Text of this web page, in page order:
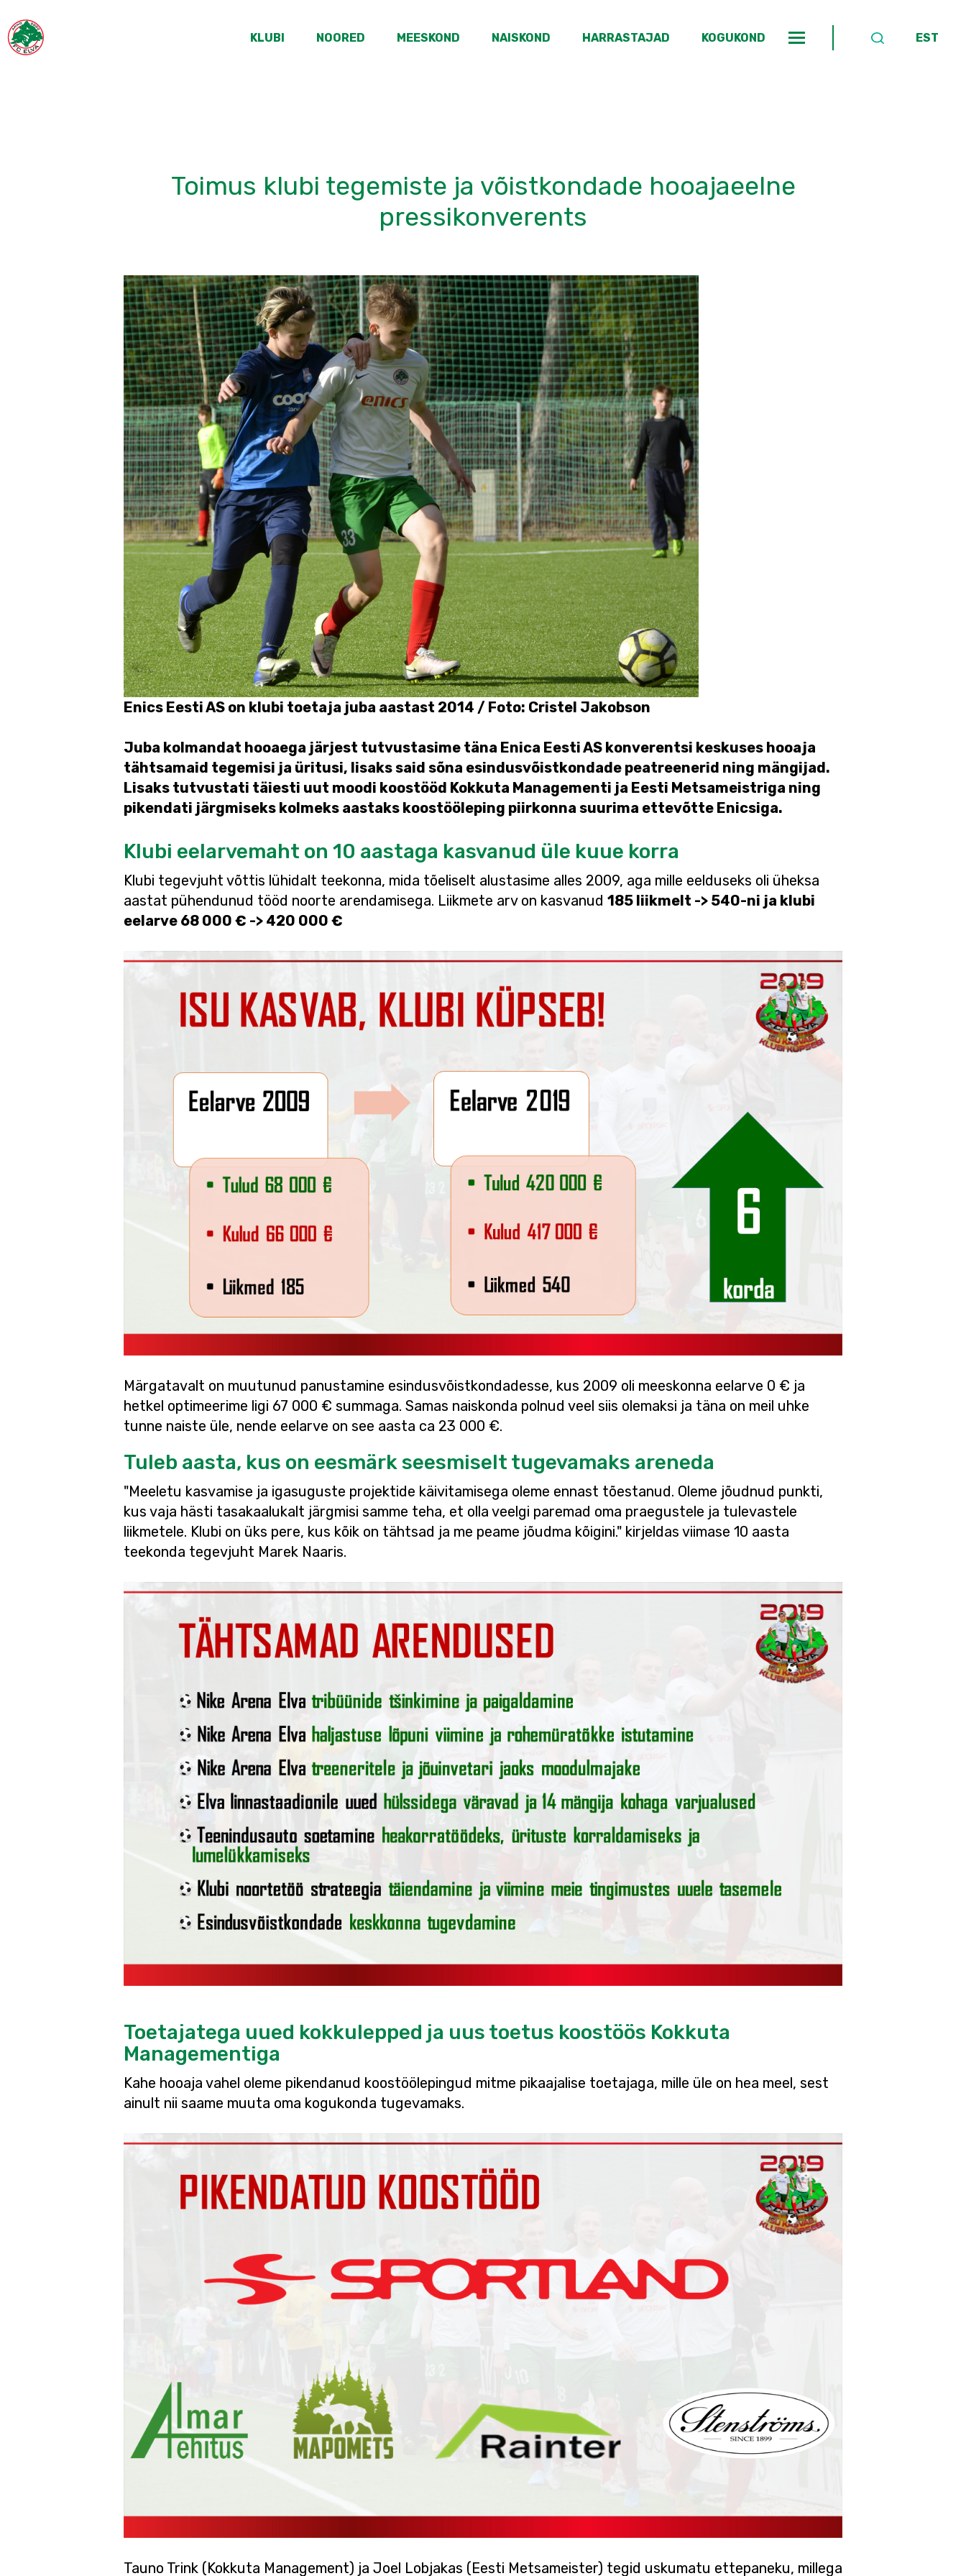
KLUBI NOORED MEESKOND NAISKOND HARRASTAJAD KOGUKOND EST
Toimus klubi tegemiste ja võistkondade hooajaeelne
pressikonverents
Enics Eesti AS on klubi toetaja juba aastast 2014 / Foto: Cristel Jakobson
Juba kolmandat hooaega järjest tutvustasime täna Enica Eesti AS konverentsi keskuses hooaja
tähtsamaid tegemisi ja üritusi, lisaks said sõna esindusvõistkondade peatreenerid ning mängijad.
Lisaks tutvustati täiesti uut moodi koostööd Kokkuta Managementi ja Eesti Metsameistriga ning
pikendati järgmiseks kolmeks aastaks koostööleping piirkonna suurima ettevõtte Enicsiga.
Klubi eelarvemaht on 10 aastaga kasvanud üle kuue korra
Klubi tegevjuht võttis lühidalt teekonna, mida tõeliselt alustasime alles 2009, aga mille eelduseks oli üheksa
aastat pühendunud tööd noorte arendamisega. Liikmete arv on kasvanud 185 liikmelt -> 540-ni ja klubi
eelarve 68 000 € -> 420 000 €
Märgatavalt on muutunud panustamine esindusvõistkondadesse, kus 2009 oli meeskonna eelarve 0 € ja
hetkel optimeerime ligi 67 000 € summaga. Samas naiskonda polnud veel siis olemaksi ja täna on meil uhke
tunne naiste üle, nende eelarve on see aasta ca 23 000 €.
Tuleb aasta, kus on eesmärk seesmiselt tugevamaks areneda
"Meeletu kasvamise ja igasuguste projektide käivitamisega oleme ennast tõestanud. Oleme jõudnud punkti,
kus vaja hästi tasakaalukalt järgmisi samme teha, et olla veelgi paremad oma praegustele ja tulevastele
liikmetele. Klubi on üks pere, kus kõik on tähtsad ja me peame jõudma kõigini." kirjeldas viimase 10 aasta
teekonda tegevjuht Marek Naaris.
Toetajatega uued kokkulepped ja uus toetus koostöös Kokkuta
Managementiga
Kahe hooaja vahel oleme pikendanud koostöölepingud mitme pikaajalise toetajaga, mille üle on hea meel, sest
ainult nii saame muuta oma kogukonda tugevamaks.
Tauno Trink (Kokkuta Management) ja Joel Lobjakas (Eesti Metsameister) tegid uskumatu ettepaneku, millega